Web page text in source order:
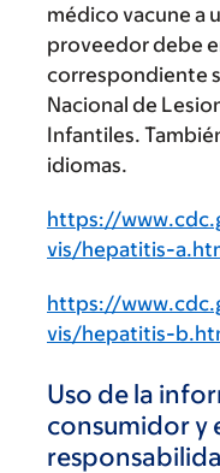
médico vacune a
proveedor debe
correspondiente
Nacional de
Infantiles.
idiomas.
https://
vis/hepatitis-
https://
vis/hepatitis-
Uso de la
consumidor y